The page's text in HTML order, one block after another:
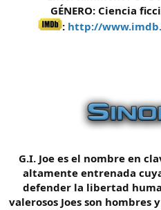
GÉNERO: Ciencia
: http://
G.I. Joe es el nombre en
altamente entrenada
defender la libertad
valerosos Joes son hombres